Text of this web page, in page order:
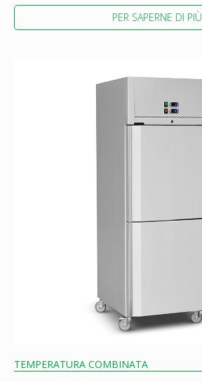
PER SAPERNE DI PIÙ
TEMPERATURA COMBINATA